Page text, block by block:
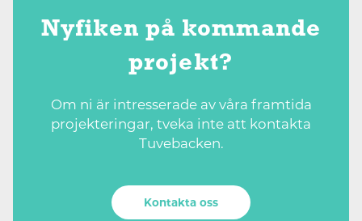
Nyfiken på kommande
projekt?
Om ni är intresserade av våra framtida
projekteringar, tveka inte att kontakta
Tuvebacken.
Kontakta oss